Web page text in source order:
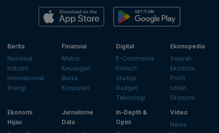
Berita
Nasional
Industri
Internasional
Energi
Finansial
Makro
Keuangan
Bursa
Korporasi
Digital
E-Commerce
Fintech
Startup
Gadget
Teknologi
Ekonopedia
Sejarah
Ekonomi
Profil
Istilah
Ekonomi
Ekonomi
Hijau
Jurnalisme
Data
In-Depth &
Opini
Video
News